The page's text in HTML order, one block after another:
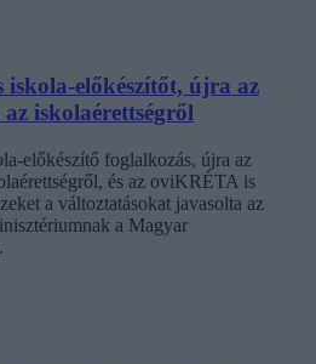
iskola-előkészítőt, újra az
iskolaérettségről
előkészítő foglalkozás, újra az
és az oviKRÉTA is
a változtatásokat javasolta az
a Magyar